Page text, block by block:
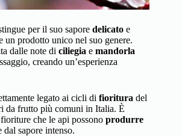
per il suo sapore delicato e
un prodotto unico nel suo genere.
dalle note di ciliegia e mandorla
creando un’esperienza
legato ai cicli di fioritura del
da frutto più comuni in Italia. È
che le api possono produrre
sapore intenso.